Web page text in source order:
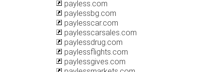
payless.com
paylessbg.com
paylesscar.com
paylesscarsales.com
paylessdrug.com
paylessflights.com
paylessgives.com